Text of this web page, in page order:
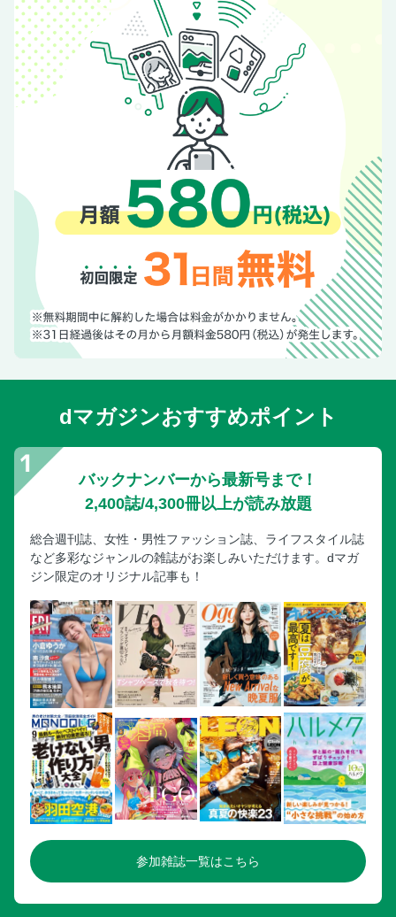
dマガジンおすすめポイント
バックナンバーから最新号まで！
2,400誌/4,300冊以上が読み放題
総合週刊誌、女性・男性ファッション誌、ライフスタイル誌
など多彩なジャンルの雑誌がお楽しみいただけます。dマガ
ジン限定のオリジナル記事も！
参加雑誌一覧はこちら